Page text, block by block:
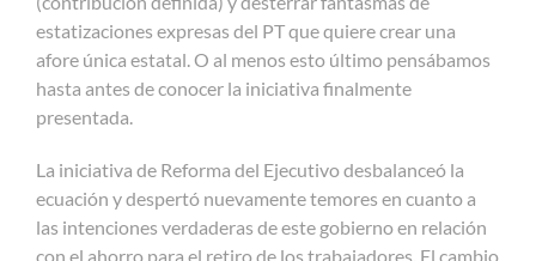
estatizaciones expresas del PT que quiere crear una
afore única estatal. O al menos esto último pensábamos
hasta antes de conocer la iniciativa finalmente
presentada.
La iniciativa de Reforma del Ejecutivo desbalanceó la
ecuación y despertó nuevamente temores en cuanto a
las intenciones verdaderas de este gobierno en relación
con el ahorro para el retiro de los trabajadores. El cambio